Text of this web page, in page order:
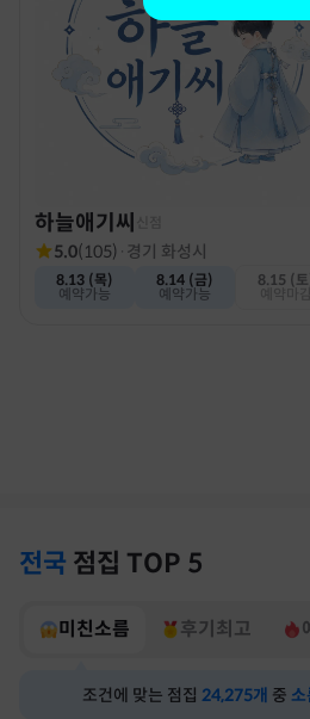
하늘애기씨
5.0(105) · 경기 화성시
8.13 (목)
예약가능
8.14 (금)
예약가능
8.15 (
전국 점집 TOP 5
미친소름 후기최고
조건에 맞는 점집 24,275개 중 소